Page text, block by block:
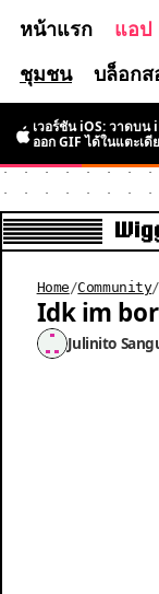
หน้าแรก แอป
ชุมชน
บล็อกส
เวอร์ชัน iOS: วาดบน
ออก GIF ได้ในแตะเดี
Home /Community/
Idk im
Julinito